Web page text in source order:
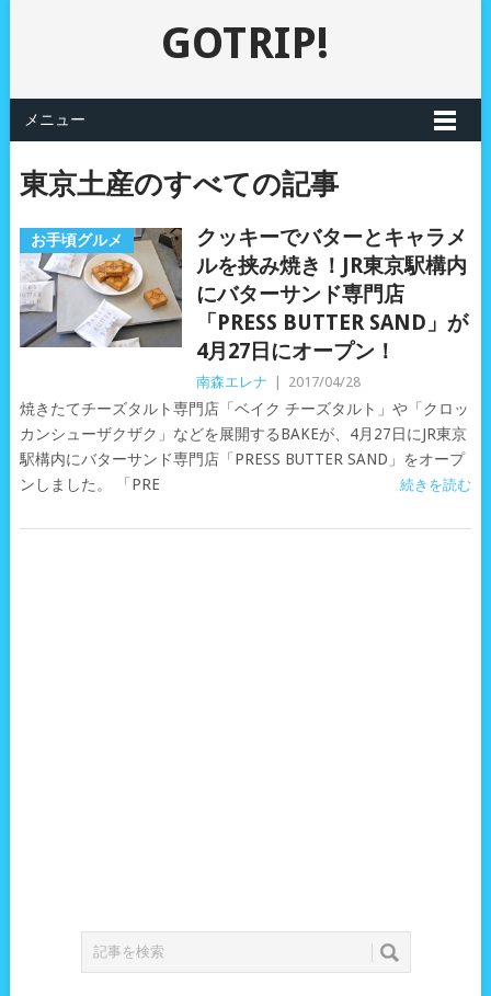
GOTRIP!
メニュー
東京土産のすべての記事
お手頃グルメ
クッキーでバターとキャラメ
ルを挟み焼き！JR東京駅構内
にバターサンド専門店
「PRESS BUTTER SAND」が
4月27日にオープン！
南森エレナ 2017/04/28
焼きたてチーズタルト専門店「ベイク チーズタルト」や「クロッ
カンシューザクザク」などを展開するBAKEが、4月27日にJR東京
駅構内にバターサンド専門店「PRESS BUTTER SAND」をオープ
ンしました。 「PRE
続きを読む